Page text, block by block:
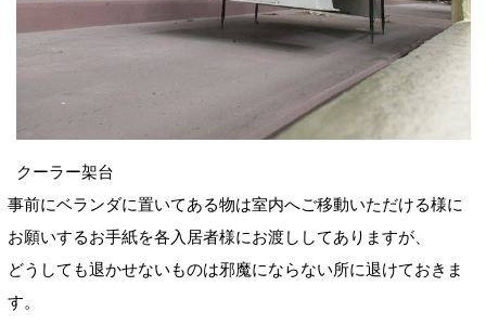
クーラー架台
事前にベランダに置いてある物は室内へご移動いただける様に
お願いするお手紙を各入居者様にお渡ししてありますが、
どうしても退かせないものは邪魔にならない所に退けておきま
す。